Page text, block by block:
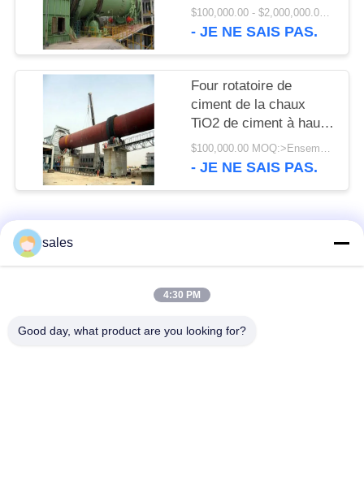
finesse
$100,000.00 - $2,000,000.00 / Set MOQ:1 ensemble/ensembles
- JE NE SAIS PAS.
Four rotatoire de
ciment de la chaux
TiO2 de ciment à haute
production hydraulique
de four rotatoire
$100,000.00 MOQ:>Ensembles =1
- JE NE SAIS PAS.
Catégories populaires
Pignon biseauté
vitesse de périmètre
Bâtis et pièces
sales
4:30 PM
Good day, what product are you looking for?